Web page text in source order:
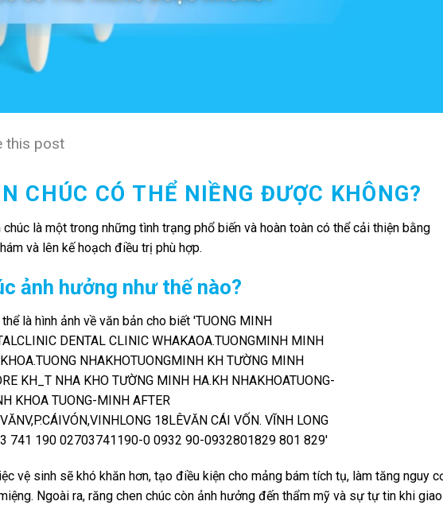
this post
CHÚC CÓ THỂ NIỀNG ĐƯỢC KHÔNG?
chúc là một trong những tình trạng phổ biến và hoàn toàn có thể cải thiện bằng
và lên kế hoạch điều trị phù hợp.
ảnh hưởng như thế nào?
vệ sinh sẽ khó khăn hơn, tạo điều kiện cho mảng bám tích tụ, làm tăng nguy
Ngoài ra, răng chen chúc còn ảnh hưởng đến thẩm mỹ và sự tự tin khi giao